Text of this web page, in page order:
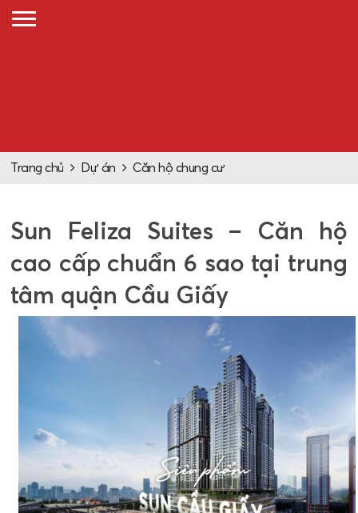
Trang chủ Dự án Căn hộ chung cư
Sun Feliza Suites – Căn hộ
cao cấp chuẩn 6 sao tại trung
tâm quận Cầu Giấy